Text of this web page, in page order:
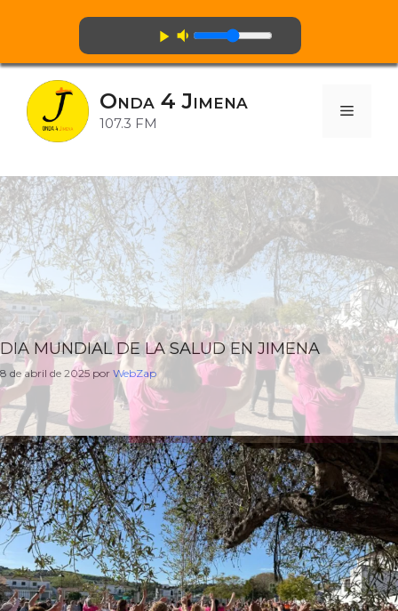
Saltar
contenido
play_arrow volume_down
Onda 4 Jimena
107.3 FM
Menú
DIA MUNDIAL DE LA SALUD EN JIMENA
8 de abril de 2025 por WebZap